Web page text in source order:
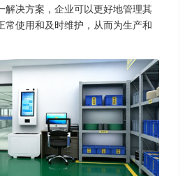
解决方案，企业可以更好地管理其
常使用和及时维护，从而为生产和